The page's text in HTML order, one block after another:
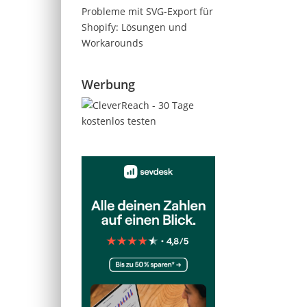
Probleme mit SVG-Export für
Shopify: Lösungen und
Workarounds
Werbung